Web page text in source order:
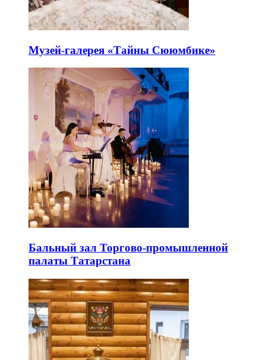
Музей-галерея «Тайны Сююмбике»
Бальный зал Торгово-промышленной
палаты Татарстана